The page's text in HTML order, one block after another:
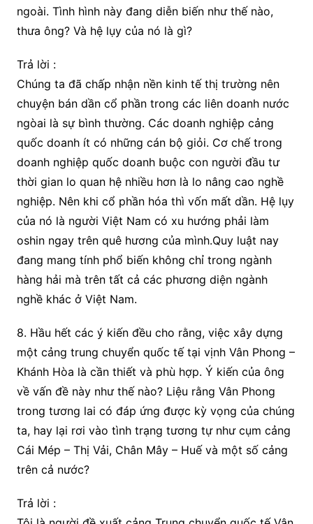
ngoài. Tình hình này đang diễn biến như thế nào,
thưa ông? Và hệ lụy của nó là gì?
Trả lời :
Chúng ta đã chấp nhận nền kinh tế thị trường nên
chuyện bán dần cổ phần trong các liên doanh nước
ngòai là sự bình thường. Các doanh nghiệp cảng
quốc doanh ít có những cán bộ giỏi. Cơ chế trong
doanh nghiệp quốc doanh buộc con người đầu tư
thời gian lo quan hệ nhiều hơn là lo nâng cao nghề
nghiệp. Nên khi cổ phần hóa thì vốn mất dần. Hệ lụy
của nó là người Việt Nam có xu hướng phải làm
oshin ngay trên quê hương của mình.Quy luật nay
đang mang tính phổ biến không chỉ trong ngành
hàng hải mà trên tất cả các phương diện ngành
nghề khác ở Việt Nam.
8. Hầu hết các ý kiến đều cho rằng, việc xây dựng
một cảng trung chuyển quốc tế tại vịnh Vân Phong –
Khánh Hòa là cần thiết và phù hợp. Ý kiến của ông
về vấn đề này như thế nào? Liệu rằng Vân Phong
trong tương lai có đáp ứng được kỳ vọng của chúng
ta, hay lại rơi vào tình trạng tương tự như cụm cảng
Cái Mép – Thị Vải, Chân Mây – Huế và một số cảng
trên cả nước?
Trả lời :